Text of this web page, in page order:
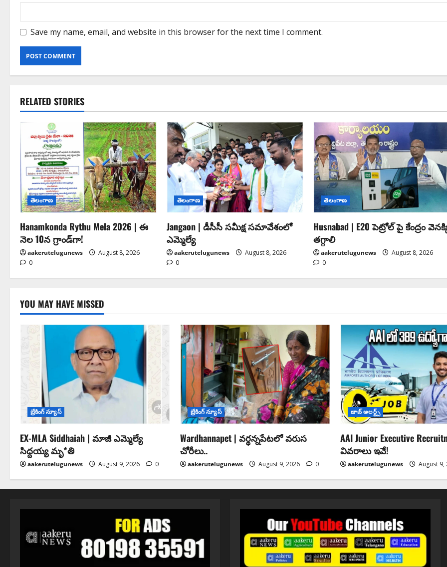
Save my name, email, and website in this browser for the next time I comment.
RELATED STORIES
తెలంగాణ
Hanamkonda Rythu Mela 2026 | ఈ
నెల 10న గ్రాండ్‌గా!
aakerutelugunews
August 8, 2026
0
తెలంగాణ
Jangaon | డీసీసీ సమీక్ష సమావేశంలో
ఎమ్మెల్యే
aakerutelugunews
August 8, 2026
0
తెలంగాణ
Husnabad | E20 పెట్రోల్ పై కేంద్రం
తగ్గాలి
aakerutelugunews
August 8, 2026
0
YOU MAY HAVE MISSED
బ్రేకింగ్ న్యూస్
EX-MLA Siddhaiah | మాజీ ఎమ్మెల్యే
సిద్దయ్య మృ*తి
aakerutelugunews August 9, 2026 0
బ్రేకింగ్ న్యూస్
Wardhannapet | వర్ధన్నపేటలో వరుస
చోరీలు..
aakerutelugunews August 9, 2026 0
జాబ్ అలర్ట్స్
AAI Junior Executive
వివరాలు ఇవే!
aakerutelugunews August